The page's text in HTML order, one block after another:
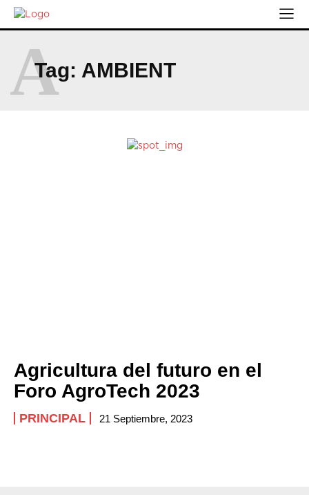
Tag: AMBIENT
A
Agricultura del futuro en el
Foro AgroTech 2023
PRINCIPAL 21 Septiembre, 2023